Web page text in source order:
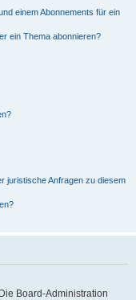
einem Abonnements für ein
ein Thema abonnieren?
juristische Anfragen zu diesem
Board-Administration